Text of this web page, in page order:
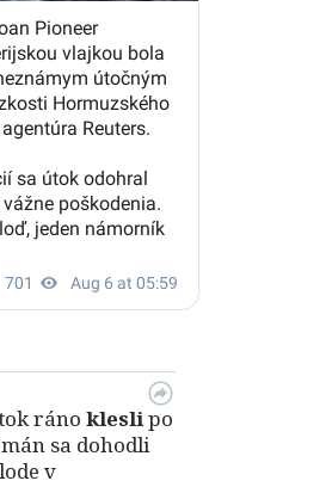
ráno kleslipo
sa dohodli
v